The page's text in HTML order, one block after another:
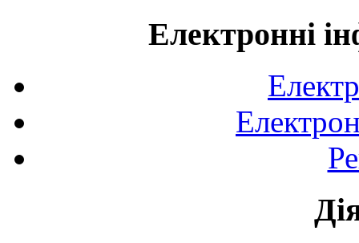
Електронні